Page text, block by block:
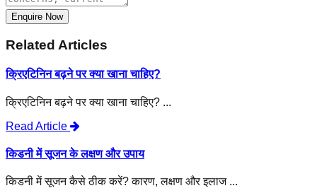
Enquire Now
Related Articles
क्रिएटिनिन बढ़ने पर क्या खाना चाहिए?
क्रिएटिनिन बढ़ने पर क्या खाना चाहिए? ...
Read Article
किडनी में सूजन के लक्षण और उपाय
किडनी में सूजन कैसे ठीक करें? कारण, लक्षण और इलाज ...